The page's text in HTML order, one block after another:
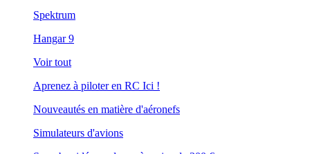
Spektrum
Hangar 9
Voir tout
Aprenez à piloter en RC Ici !
Nouveautés en matière d'aéronefs
Simulateurs d'avions